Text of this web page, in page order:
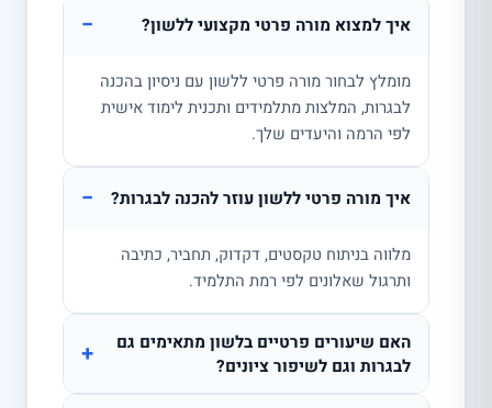
איך למצוא מורה פרטי מקצועי ללשון? −
מומלץ לבחור מורה פרטי ללשון עם ניסיון בהכנה
לבגרות, המלצות מתלמידים ותכנית לימוד אישית
לפי הרמה והיעדים שלך.
איך מורה פרטי ללשון עוזר להכנה לבגרות? −
מלווה בניתוח טקסטים, דקדוק, תחביר, כתיבה
ותרגול שאלונים לפי רמת התלמיד.
האם שיעורים פרטיים בלשון מתאימים גם
לבגרות וגם לשיפור ציונים?
+